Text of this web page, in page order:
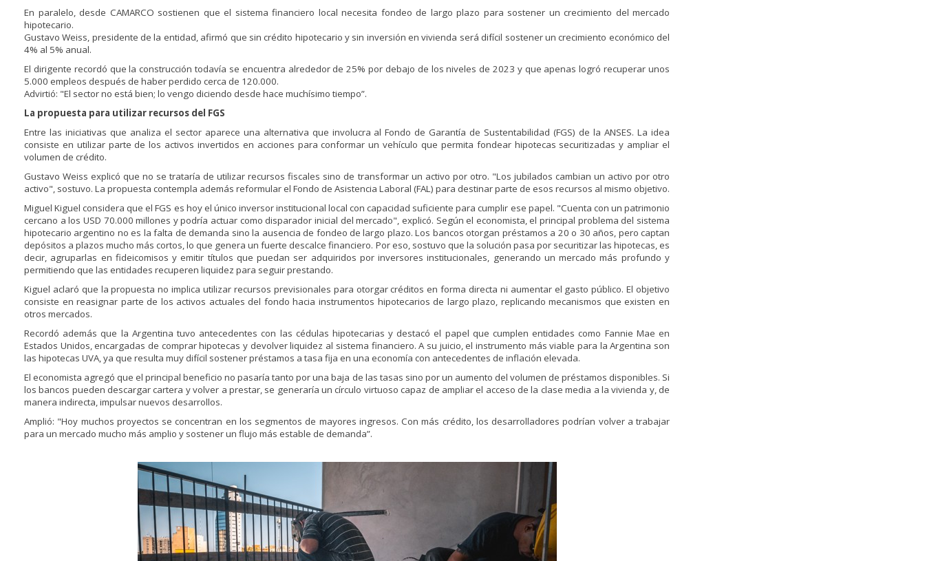
En paralelo, desde CAMARCO sostienen que el sistema financiero local necesita fondeo de largo plazo para sostener un crecimiento del mercado
hipotecario.
Gustavo Weiss, presidente de la entidad, afirmó que sin crédito hipotecario y sin inversión en vivienda será difícil sostener un crecimiento económico del
4% al 5% anual.
El dirigente recordó que la construcción todavía se encuentra alrededor de 25% por debajo de los niveles de 2023 y que apenas logró recuperar unos
5.000 empleos después de haber perdido cerca de 120.000.
Advirtió: "El sector no está bien; lo vengo diciendo desde hace muchísimo tiempo”.
La propuesta para utilizar recursos del FGS
Entre las iniciativas que analiza el sector aparece una alternativa que involucra al Fondo de Garantía de Sustentabilidad (FGS) de la ANSES. La idea
consiste en utilizar parte de los activos invertidos en acciones para conformar un vehículo que permita fondear hipotecas securitizadas y ampliar el
volumen de crédito.
Gustavo Weiss explicó que no se trataría de utilizar recursos fiscales sino de transformar un activo por otro. "Los jubilados cambian un activo por otro
activo", sostuvo. La propuesta contempla además reformular el Fondo de Asistencia Laboral (FAL) para destinar parte de esos recursos al mismo objetivo.
Miguel Kiguel considera que el FGS es hoy el único inversor institucional local con capacidad suficiente para cumplir ese papel. "Cuenta con un patrimonio
cercano a los USD 70.000 millones y podría actuar como disparador inicial del mercado", explicó. Según el economista, el principal problema del sistema
hipotecario argentino no es la falta de demanda sino la ausencia de fondeo de largo plazo. Los bancos otorgan préstamos a 20 o 30 años, pero captan
depósitos a plazos mucho más cortos, lo que genera un fuerte descalce financiero. Por eso, sostuvo que la solución pasa por securitizar las hipotecas, es
decir, agruparlas en fideicomisos y emitir títulos que puedan ser adquiridos por inversores institucionales, generando un mercado más profundo y
permitiendo que las entidades recuperen liquidez para seguir prestando.
Kiguel aclaró que la propuesta no implica utilizar recursos previsionales para otorgar créditos en forma directa ni aumentar el gasto público. El objetivo
consiste en reasignar parte de los activos actuales del fondo hacia instrumentos hipotecarios de largo plazo, replicando mecanismos que existen en
otros mercados.
Recordó además que la Argentina tuvo antecedentes con las cédulas hipotecarias y destacó el papel que cumplen entidades como Fannie Mae en
Estados Unidos, encargadas de comprar hipotecas y devolver liquidez al sistema financiero. A su juicio, el instrumento más viable para la Argentina son
las hipotecas UVA, ya que resulta muy difícil sostener préstamos a tasa fija en una economía con antecedentes de inflación elevada.
El economista agregó que el principal beneficio no pasaría tanto por una baja de las tasas sino por un aumento del volumen de préstamos disponibles. Si
los bancos pueden descargar cartera y volver a prestar, se generaría un círculo virtuoso capaz de ampliar el acceso de la clase media a la vivienda y, de
manera indirecta, impulsar nuevos desarrollos.
Amplió: "Hoy muchos proyectos se concentran en los segmentos de mayores ingresos. Con más crédito, los desarrolladores podrían volver a trabajar
para un mercado mucho más amplio y sostener un flujo más estable de demanda”.